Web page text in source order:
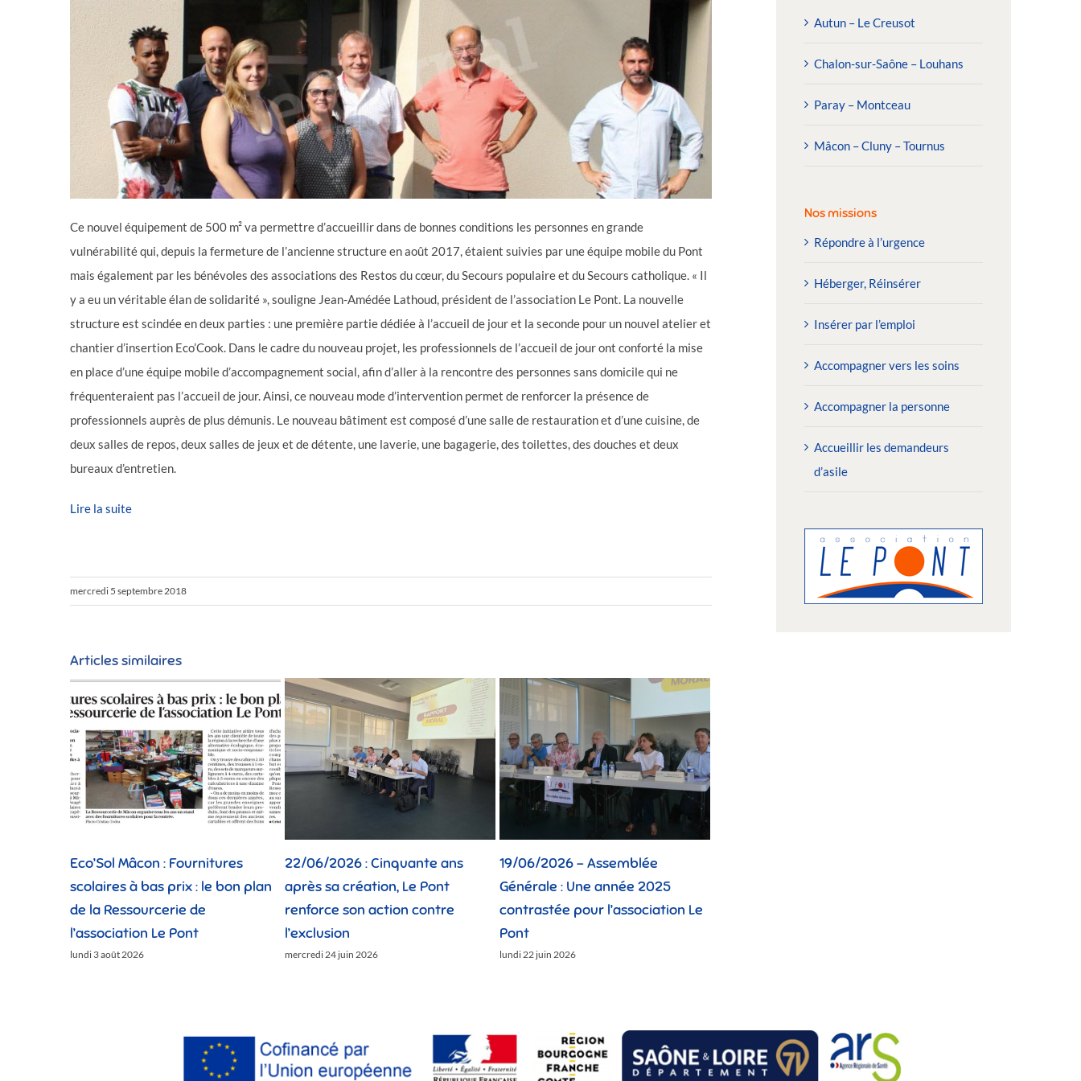
Ce nouvel équipement de 500 m²va permettre d’accueillir dans de bonnes conditions les personnes en grande
vulnérabilité qui, depuis la fermeture de l’ancienne structure en août 2017, étaient suivies par une équipe mobile du Pont
mais également par les bénévoles des associations des Restos du cœur, du Secours populaire et du Secours catholique. « Il
y a eu un véritable élan de solidarité », souligne Jean-Amédée Lathoud, président de l’association Le Pont. La nouvelle
structure est scindée en deux parties : une première partie dédiée à l’accueil de jour et la seconde pour un nouvel atelier et
chantier d’insertion Eco’Cook. Dans le cadre du nouveau projet, les professionnels de l’accueil de jour ont conforté la mise
en place d’une équipe mobile d’accompagnement social, afin d’aller à la rencontre des personnes sans domicile qui ne
fréquenteraient pas l’accueil de jour. Ainsi, ce nouveau mode d’intervention permet de renforcer la présence de
professionnels auprès de plus démunis. Le nouveau bâtiment est composé d’une salle de restauration et d’une cuisine, de
deux salles de repos, deux salles de jeux et de détente, une laverie, une bagagerie, des toilettes, des douches et deux
bureaux d’entretien.
Lire la suite
mercredi 5 septembre 2018
Articles similaires
Mâcon : Fournitures
à bas prix : le bon plan
la Ressourcerie de
Le Pont
22/06/2026 : Cinquante ans
après sa création, Le Pont
renforce son action contre
mercredi 24 juin 2026
19/06/2026 – Assemblée
Générale : Une année 2025
contrastée pour l’association Le
12/06/2026 : Toutes les
générations réunies pour le «
Challenge des Solidarités »
Autun – Le Creusot
Chalon-sur-Saône – Louhans
Paray – Montceau
Mâcon – Cluny – Tournus
Nos missions
Répondre à l’urgence
Héberger, Réinsérer
Insérer par l’emploi
Accompagner vers les soins
Accompagner la personne
Accueillir les demandeurs
d’asile